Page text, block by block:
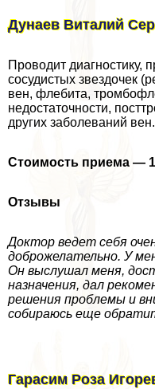
Дунаев Виталий
Проводит диагностику,
сосудистых звездочек
вен, флебита,
недостаточности,
других заболеваний вен.
Стоимость приема —
Отзывы
Доктор ведет себя
доброжелательно. У
Он выслушал меня,
назначения, дал
решения проблемы и
собираюсь еще
Гарасим Роза